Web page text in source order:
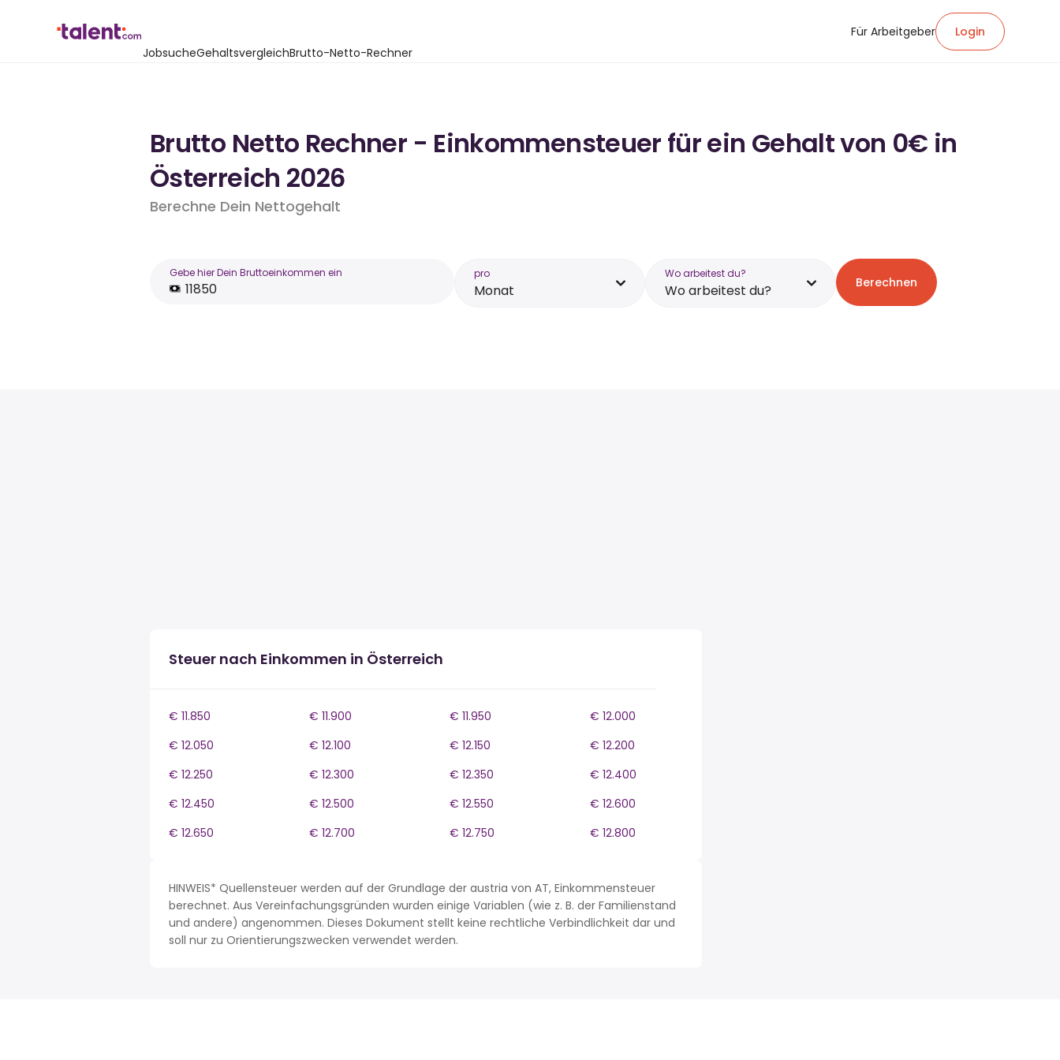
JobsucheGehaltsvergleichBrutto-Netto-Rechner
Für Arbeitgeber Login
Brutto Netto Rechner - Einkommensteuer für ein Gehalt von 0€ in
Österreich 2026
Berechne Dein Nettogehalt
Gebe hier Dein Bruttoeinkommen ein pro
Monat
Wo arbeitest du?
Wo arbeitest du? Berechnen
Steuer nach Einkommen in Österreich
€ 11.850 € 11.900 € 11.950
€ 12.000
€ 12.050
€ 12.100 € 12.150
€ 12.200
€ 12.250
€ 12.300 € 12.350
€ 12.400
€ 12.450
€ 12.500 € 12.550
€ 12.600
€ 12.650
€ 12.700 € 12.750 € 12.800
HINWEIS* Quellensteuer werden auf der Grundlage der austria von AT, Einkommensteuer
berechnet. Aus Vereinfachungsgründen wurden einige Variablen (wie z. B. der Familienstand
und andere) angenommen. Dieses Dokument stellt keine rechtliche Verbindlichkeit dar und
soll nur zu Orientierungszwecken verwendet werden.